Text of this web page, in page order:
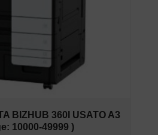
BIZHUB 360I USATO A3
10000-49999 )